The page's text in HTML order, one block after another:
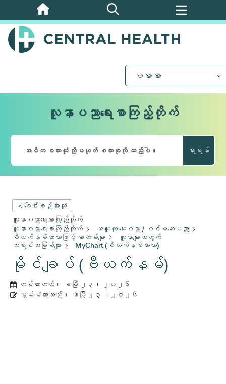
အဓိက
အကြောင်းအရာ
သို့
ဗမာစာ
လူနာပညာရေးစာကြည့်တိုက်
ရှာရန်
< ခေါင်းစဉ်အားလုံး
လူနာပညာရေးစာကြည့်တိုက်
လူနာပညာရေးစာကြည့်တိုက်
အထူးကု ဆေးပညာ / ပင်မဆေးပညာ
ဗီယက်နမ်ဘာသာဖြင့် စာတမ်းများ
လူနာများအတွက်
အရင်းအမြစ်များ
MyChart (ဗီယက်နမ်ဘာသာ)
မိုင်ချပ် (ဗီယက်နမ်)
တင်ထားတယ်။
ဧပြီ ၂၃၊ ၂၀၂၆
မွမ်းမံထားသည်။
ဧပြီ ၂၃၊ ၂၀၂၆